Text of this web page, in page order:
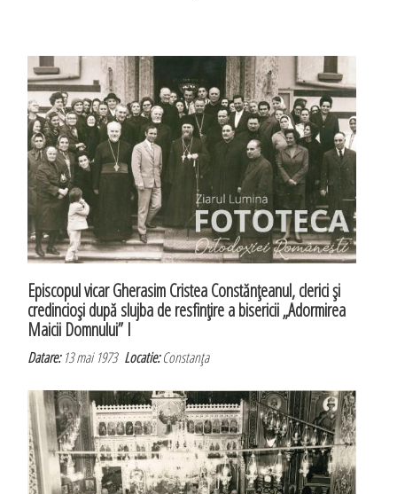
Episcopul vicar Gherasim Cristea Constănţeanul, clerici şi
credincioşi după slujba de resfinţire a bisericii „Adormirea
Maicii Domnului” I
Datare:13 mai 1973Locatie:Constanţa